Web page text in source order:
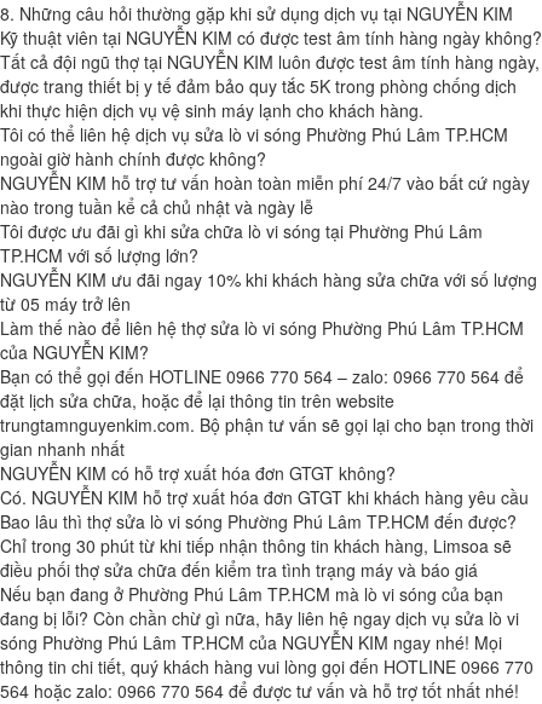
8. Những câu hỏi thường gặp khi sử dụng dịch vụ tại NGUYỄN KIM
Kỹ thuật viên tại NGUYỄN KIM có được test âm tính hàng ngày không?
Tất cả đội ngũ thợ tại NGUYỄN KIM luôn được test âm tính hàng ngày,
được trang thiết bị y tế đảm bảo quy tắc 5K trong phòng chống dịch
khi thực hiện dịch vụ vệ sinh máy lạnh cho khách hàng.
Tôi có thể liên hệ dịch vụ sửa lò vi sóng Phường Phú Lâm TP.HCM
ngoài giờ hành chính được không?
NGUYỄN KIM hỗ trợ tư vấn hoàn toàn miễn phí 24/7 vào bất cứ ngày
nào trong tuần kể cả chủ nhật và ngày lễ
Tôi được ưu đãi gì khi sửa chữa lò vi sóng tại Phường Phú Lâm
TP.HCM với số lượng lớn?
NGUYỄN KIM ưu đãi ngay 10% khi khách hàng sửa chữa với số lượng
từ 05 máy trở lên
Làm thế nào để liên hệ thợ sửa lò vi sóng Phường Phú Lâm TP.HCM
của NGUYỄN KIM?
Bạn có thể gọi đến HOTLINE 0966 770 564 – zalo: 0966 770 564 để
đặt lịch sửa chữa, hoặc để lại thông tin trên website
trungtamnguyenkim.com. Bộ phận tư vấn sẽ gọi lại cho bạn trong thời
gian nhanh nhất
NGUYỄN KIM có hỗ trợ xuất hóa đơn GTGT không?
Có. NGUYỄN KIM hỗ trợ xuất hóa đơn GTGT khi khách hàng yêu cầu
Bao lâu thì thợ sửa lò vi sóng Phường Phú Lâm TP.HCM đến được?
Chỉ trong 30 phút từ khi tiếp nhận thông tin khách hàng, Limsoa sẽ
điều phối thợ sửa chữa đến kiểm tra tình trạng máy và báo giá
Nếu bạn đang ở Phường Phú Lâm TP.HCM mà lò vi sóng của bạn
đang bị lỗi? Còn chần chừ gì nữa, hãy liên hệ ngay dịch vụ sửa lò vi
sóng Phường Phú Lâm TP.HCM của NGUYỄN KIM ngay nhé! Mọi
thông tin chi tiết, quý khách hàng vui lòng gọi đến HOTLINE 0966 770
564 hoặc zalo: 0966 770 564 để được tư vấn và hỗ trợ tốt nhất nhé!